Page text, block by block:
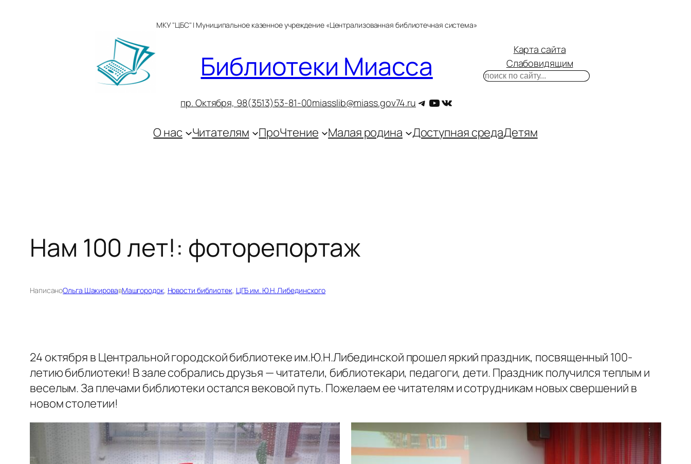
МКУ "ЦБС" | Муниципальное казенное учреждение «Централизованная библиотечная система»
Библиотеки Миасса
пр. Октября, 98(3513)53-81-00miasslib@miass.gov74.ru Telegram
YouTube
ВКонтакте
Карта сайта
Слабовидящим
Поиск
О нас Читателям ПроЧтение Малая родина Доступная средаДетям
Нам 100 лет!: фоторепортаж
НаписаноОльга ШакировавМашгородок, Новости библиотек, ЦГБ им. Ю.Н. Либединского
24 октября в Центральной городской библиотеке им.Ю.Н.Либединской прошел яркий праздник, посвященный 100-
летию библиотеки! В зале собрались друзья — читатели, библиотекари, педагоги, дети. Праздник получился теплым и
веселым. За плечами библиотеки остался вековой путь. Пожелаем ее читателям и сотрудникам новых свершений в
новом столетии!